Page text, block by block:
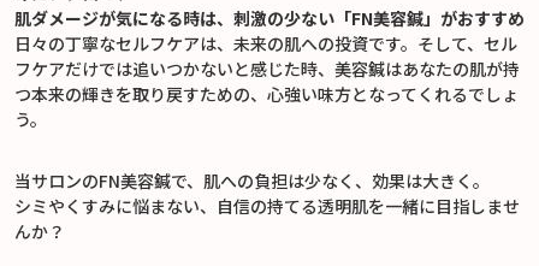
肌ダメージが気になる時は、刺激の少ない「FN美容鍼」がおすすめ
日々の丁寧なセルフケアは、未来の肌への投資です。そして、セル
フケアだけでは追いつかないと感じた時、美容鍼はあなたの肌が持
つ本来の輝きを取り戻すための、心強い味方となってくれるでしょ
う。
当サロンのFN美容鍼で、肌への負担は少なく、効果は大きく。
シミやくすみに悩まない、自信の持てる透明肌を一緒に目指しませ
んか？